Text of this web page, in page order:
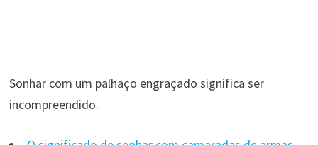
Sonhar com um palhaço engraçado significa ser
incompreendido.